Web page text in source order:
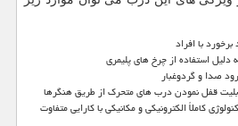
با افراد
دلیل استفاده از چرخ های پلیمری
صدا و گردوغبار
قفل نمودن درب های متحرک از طریق هنگرها
کاملاً الکترونیکی و مکانیکی با کارایی متفاوت